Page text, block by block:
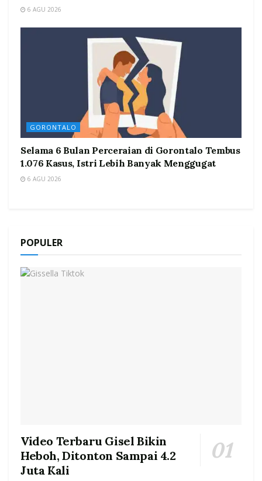
6 AGU 2026
GORONTALO
Selama 6 Bulan Perceraian di Gorontalo Tembus
1.076 Kasus, Istri Lebih Banyak Menggugat
6 AGU 2026
POPULER
Video Terbaru Gisel Bikin
Heboh, Ditonton Sampai 4.2
Juta Kali